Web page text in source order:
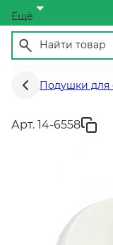
Ещё
Подушки для
Арт. 14-6558